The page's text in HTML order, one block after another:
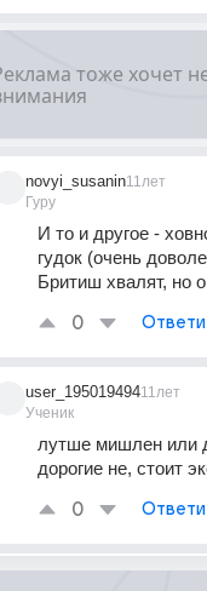
novyi_susanin
Гуру
11лет
И то и другое -
гудок (очень
Бритиш хвалят, но
0
user_195019494
Ученик
11лет
лутше мишлен или
дорогие не, стоит
0